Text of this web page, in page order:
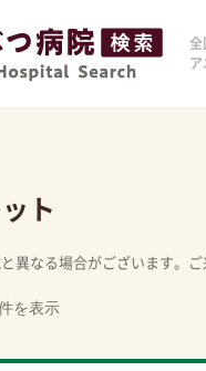
ト
異なる場合がございます。
を表示